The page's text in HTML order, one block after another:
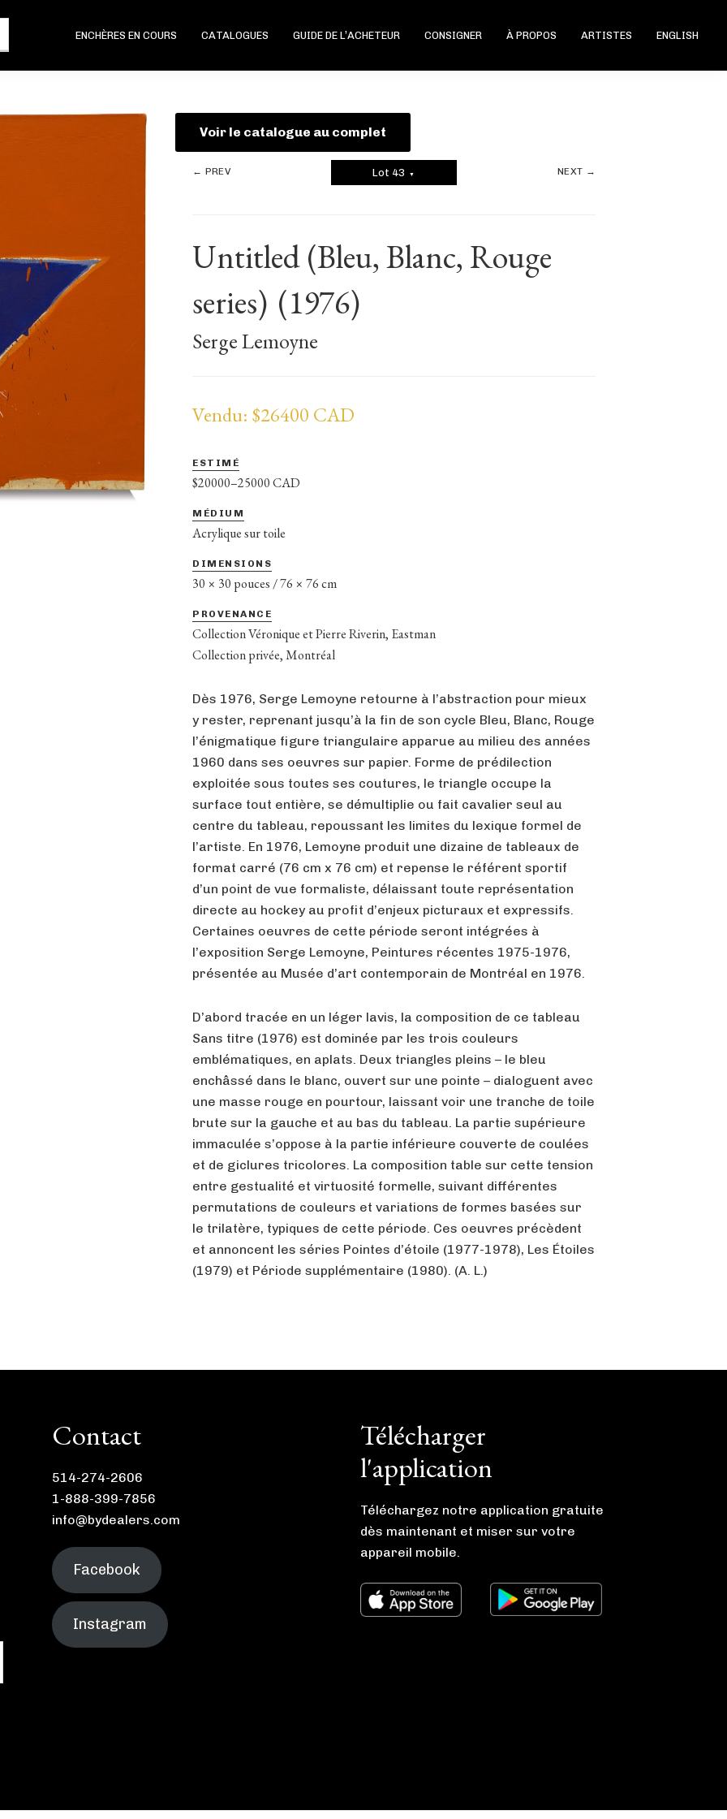
ENCHÈRES EN COURS CATALOGUES GUIDE DE L’ACHETEUR CONSIGNER À PROPOS ARTISTES ENGLISH
Voir le catalogue au complet
← PREV Lot 43 ▼ NEXT →
Untitled (Bleu, Blanc, Rouge
series) (1976)
Serge Lemoyne
Vendu: $26400 CAD
ESTIMÉ
$20000–25000 CAD
MÉDIUM
Acrylique sur toile
DIMENSIONS
30 × 30 pouces / 76 × 76 cm
PROVENANCE
Collection Véronique et Pierre Riverin, Eastman
Collection privée, Montréal
Dès 1976, Serge Lemoyne retourne à l’abstraction pour mieux
y rester, reprenant jusqu’à la fin de son cycle Bleu, Blanc, Rouge
l’énigmatique figure triangulaire apparue au milieu des années
1960 dans ses oeuvres sur papier. Forme de prédilection
exploitée sous toutes ses coutures, le triangle occupe la
surface tout entière, se démultiplie ou fait cavalier seul au
centre du tableau, repoussant les limites du lexique formel de
l’artiste. En 1976, Lemoyne produit une dizaine de tableaux de
format carré (76 cm x 76 cm) et repense le référent sportif
d’un point de vue formaliste, délaissant toute représentation
directe au hockey au profit d’enjeux picturaux et expressifs.
Certaines oeuvres de cette période seront intégrées à
l’exposition Serge Lemoyne, Peintures récentes 1975-1976,
présentée au Musée d’art contemporain de Montréal en 1976.
D’abord tracée en un léger lavis, la composition de ce tableau
Sans titre (1976) est dominée par les trois couleurs
emblématiques, en aplats. Deux triangles pleins – le bleu
enchâssé dans le blanc, ouvert sur une pointe – dialoguent avec
une masse rouge en pourtour, laissant voir une tranche de toile
brute sur la gauche et au bas du tableau. La partie supérieure
immaculée s’oppose à la partie inférieure couverte de coulées
et de giclures tricolores. La composition table sur cette tension
entre gestualité et virtuosité formelle, suivant différentes
permutations de couleurs et variations de formes basées sur
le trilatère, typiques de cette période. Ces oeuvres précèdent
et annoncent les séries Pointes d’étoile (1977-1978), Les Étoiles
(1979) et Période supplémentaire (1980). (A. L.)
Contact
514-274-2606
1-888-399-7856
info@bydealers.com
Facebook
Instagram
Télécharger
l'application
Téléchargez notre application gratuite
dès maintenant et miser sur votre
appareil mobile.